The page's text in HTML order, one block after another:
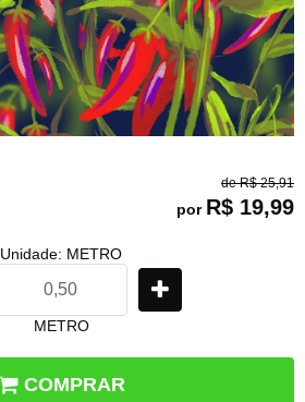
de R$ 25,91
por R$ 19,99
Unidade: METRO
METRO
COMPRAR